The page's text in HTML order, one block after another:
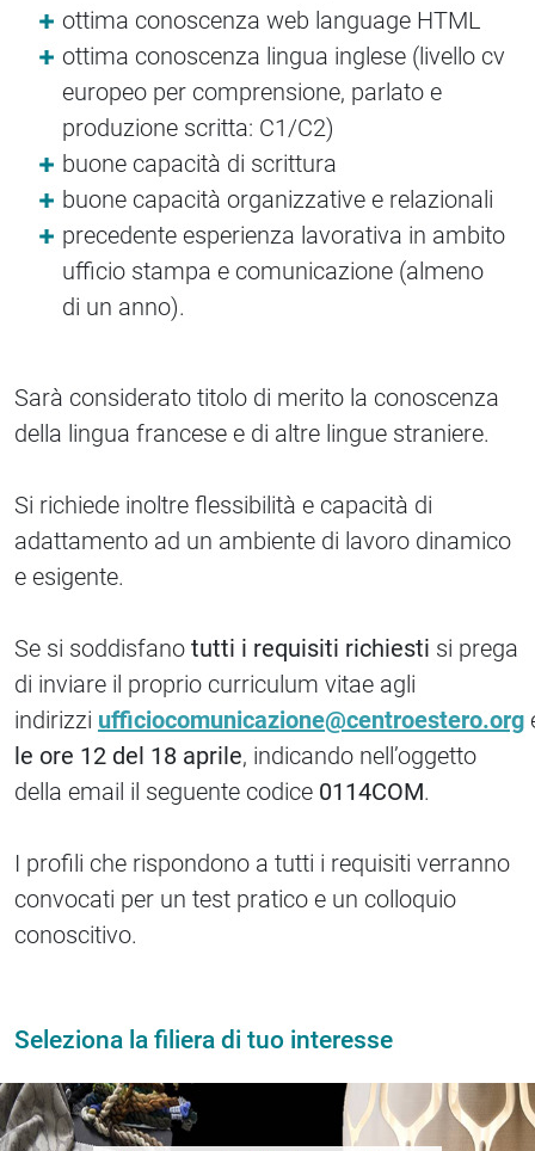
ottima conoscenza web language HTML
ottima conoscenza lingua inglese (livello cv
europeo per comprensione, parlato e
produzione scritta: C1/C2)
buone capacità di scrittura
buone capacità organizzative e relazionali
precedente esperienza lavorativa in ambito
ufficio stampa e comunicazione (almeno
di un anno).
Sarà considerato titolo di merito la conoscenza
della lingua francese e di altre lingue straniere.
Si richiede inoltre flessibilità e capacità di
adattamento ad un ambiente di lavoro dinamico
e esigente.
Se si soddisfano tutti i requisiti richiesti si prega
di inviare il proprio curriculum vitae agli
indirizzi ufficiocomunicazione@centroestero.org
le ore 12 del 18 aprile, indicando nell’oggetto
della email il seguente codice 0114COM.
I profili che rispondono a tutti i requisiti verranno
convocati per un test pratico e un colloquio
conoscitivo.
Seleziona la filiera di tuo interesse